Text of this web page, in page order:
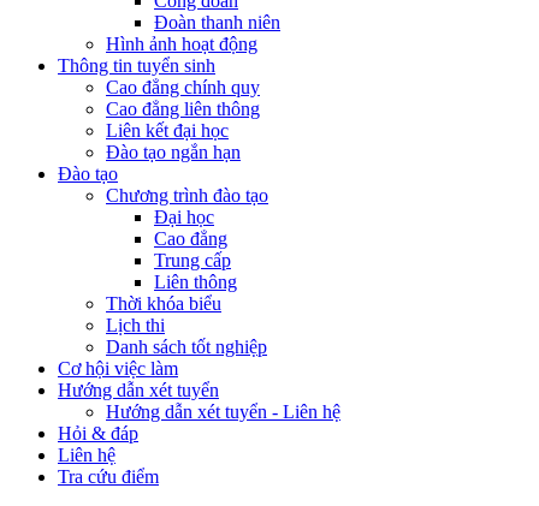
Đoàn thanh niên
Hình ảnh hoạt động
Thông tin tuyển sinh
Cao đẳng chính quy
Cao đẳng liên thông
Liên kết đại học
Đào tạo ngắn hạn
Đào tạo
Chương trình đào tạo
Đại học
Cao đẳng
Trung cấp
Liên thông
Thời khóa biểu
Lịch thi
Danh sách tốt nghiệp
Cơ hội việc làm
Hướng dẫn xét tuyển
Hướng dẫn xét tuyển - Liên hệ
Hỏi & đáp
Liên hệ
Tra cứu điểm